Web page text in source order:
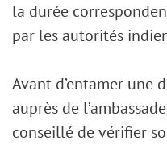
la durée
par les autorités
Avant d’entamer une
auprès de
conseillé de vérifier